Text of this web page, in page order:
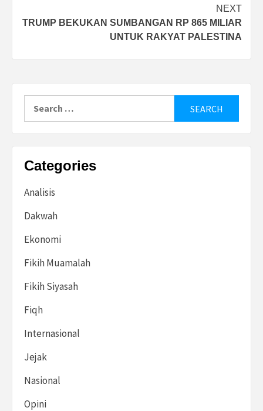
NEXT
TRUMP BEKUKAN SUMBANGAN RP 865 MILIAR
UNTUK RAKYAT PALESTINA
Categories
Analisis
Dakwah
Ekonomi
Fikih Muamalah
Fikih Siyasah
Fiqh
Internasional
Jejak
Nasional
Opini